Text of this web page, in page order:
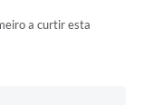
a curtir esta